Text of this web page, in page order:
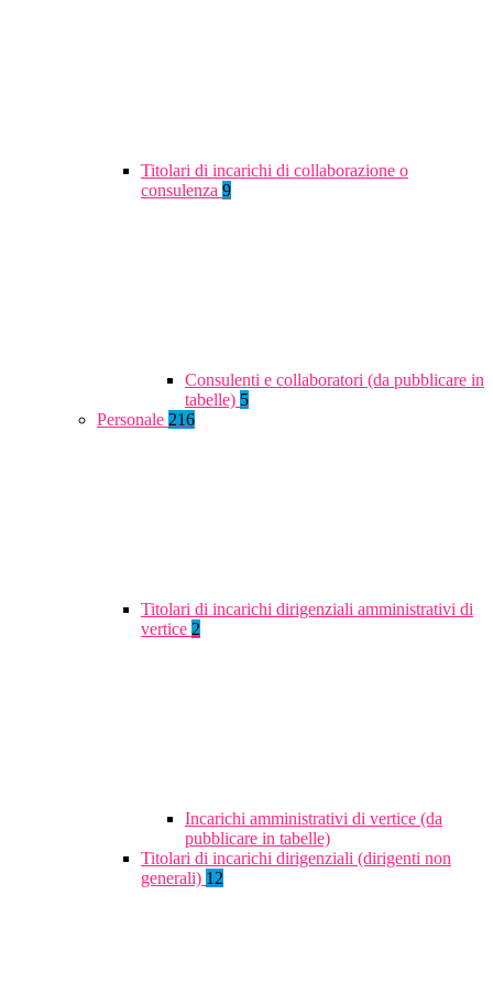
Titolari di incarichi di collaborazione o
consulenza 9
Consulenti e collaboratori (da pubblicare in
tabelle) 5
Personale 216
Titolari di incarichi dirigenziali amministrativi di
vertice 2
Incarichi amministrativi di vertice (da
pubblicare in tabelle)
Titolari di incarichi dirigenziali (dirigenti non
generali) 12